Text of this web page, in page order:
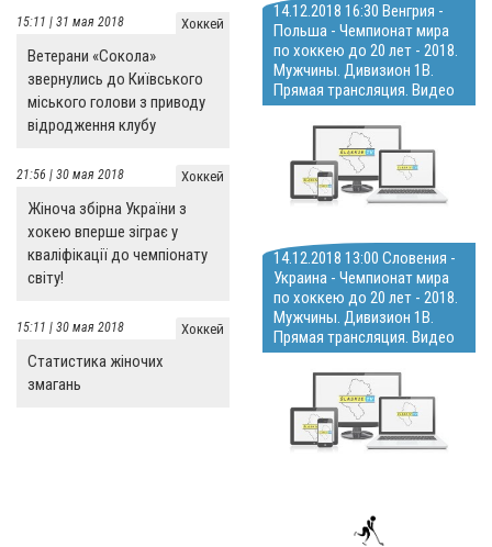
Хоккей
15:11 | 31 мая 2018
Ветерани «Сокола»
звернулись до Київського
міського голови з приводу
відродження клубу
Хоккей
21:56 | 30 мая 2018
Жіноча збірна України з
хокею вперше зіграє у
кваліфікації до чемпіонату
світу!
Хоккей
15:11 | 30 мая 2018
Статистика жіночих
змагань
14.12.2018 16:30 Венгрия -
Польша - Чемпионат мира
по хоккею до 20 лет - 2018.
Мужчины. Дивизион 1В.
Прямая трансляция. Видео
14.12.2018 13:00 Словения -
Украина - Чемпионат мира
по хоккею до 20 лет - 2018.
Мужчины. Дивизион 1В.
Прямая трансляция. Видео